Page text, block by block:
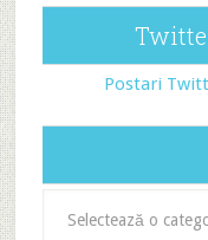
Postari